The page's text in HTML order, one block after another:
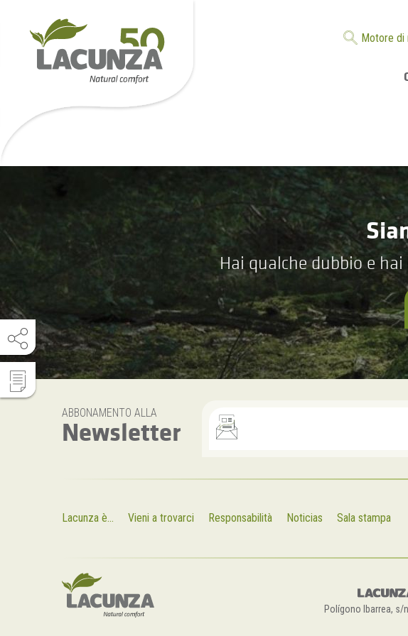
Motore di
Hai qualche dubbio e
ABBONAMENTO ALLA
Newsletter
Lacunza è... Vieni a trovarci Responsabilità Noticias Sala stampa
Polígono Ibarrea, s/